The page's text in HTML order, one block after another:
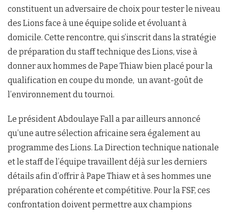
constituent un adversaire de choix pour tester le niveau
des Lions face à une équipe solide et évoluant à
domicile. Cette rencontre, qui s’inscrit dans la stratégie
de préparation du staff technique des Lions, vise à
donner aux hommes de Pape Thiaw bien placé pour la
qualification en coupe du monde, un avant-goût de
l’environnement du tournoi.
Le président Abdoulaye Fall a par ailleurs annoncé
qu’une autre sélection africaine sera également au
programme des Lions. La Direction technique nationale
et le staff de l’équipe travaillent déjà sur les derniers
détails afin d’offrir à Pape Thiaw et à ses hommes une
préparation cohérente et compétitive. Pour la FSF, ces
confrontation doivent permettre aux champions